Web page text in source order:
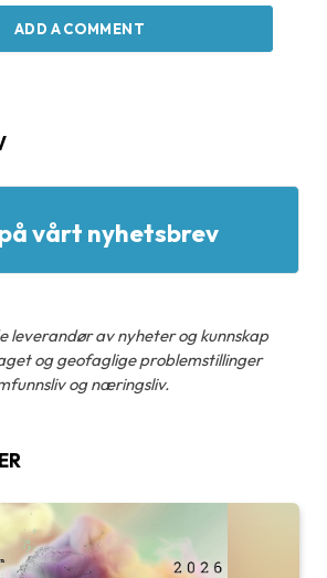
ADD A COMMENT
vårt nyhetsbrev
leverandør av nyheter og kunnskap
og geofaglige problemstillinger
og næringsliv.